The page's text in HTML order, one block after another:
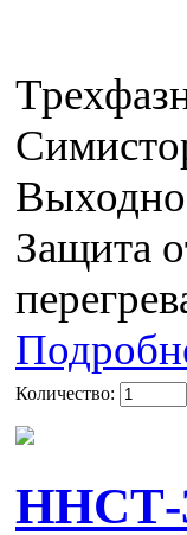
Защита
Количество:
ННСТ-